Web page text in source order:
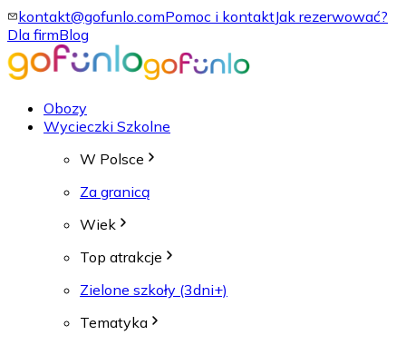
kontakt@gofunlo.comPomoc i kontaktJak rezerwować?
Dla firmBlog
Obozy
Wycieczki Szkolne
W Polsce
Za granicą
Wiek
Top atrakcje
Zielone szkoły (3dni+)
Tematyka